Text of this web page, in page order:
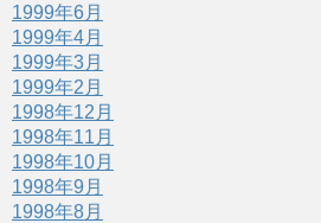
1999年6月
1999年4月
1999年3月
1999年2月
1998年12月
1998年11月
1998年10月
1998年9月
1998年8月